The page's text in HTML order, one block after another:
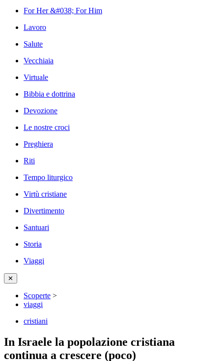
For Her &#038; For Him
Lavoro
Salute
Vecchiaia
Virtuale
Bibbia e dottrina
Devozione
Le nostre croci
Preghiera
Riti
Tempo liturgico
Virtù cristiane
Divertimento
Santuari
Storia
Viaggi
✕
Scoperte >
viaggi
cristiani
In Israele la popolazione cristiana
continua a crescere (poco)